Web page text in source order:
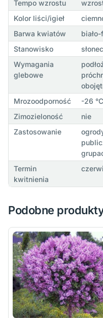
Tempo wzrostu
Kolor liści/igieł
Barwa kwiatów
Stanowisko
Wymagania
glebowe
Mrozoodporność
-26 °C
Zimozieloność
nie
Zastosowanie
Termin
kwitnienia
Podobne